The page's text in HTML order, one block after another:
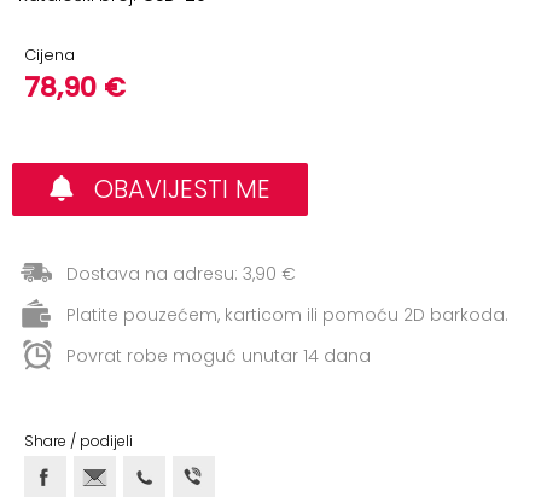
Pilates,
Joga
trake
+Boks
Borilački
sportovi
Oporavak
Remeni,
Cijena
78,90 €
OBAVIJESTI ME
Dostava na adresu: 3,90 €
Platite pouzećem, karticom ili pomoću 2D barkoda.
Povrat robe moguć unutar 14 dana
Share / podijeli